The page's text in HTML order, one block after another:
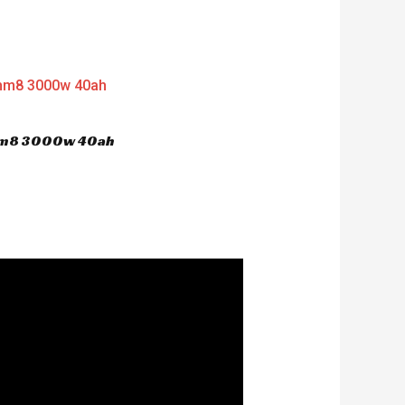
3000w 40ah